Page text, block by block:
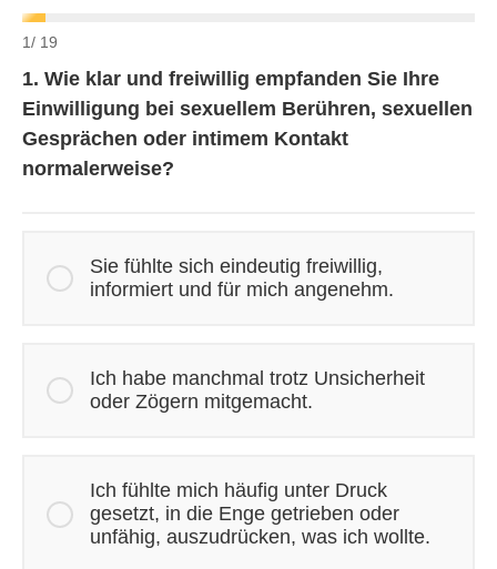
1/ 19
1. Wie klar und freiwillig empfanden Sie Ihre
Einwilligung bei sexuellem Berühren, sexuellen
Gesprächen oder intimem Kontakt
normalerweise?
Sie fühlte sich eindeutig freiwillig,
informiert und für mich angenehm.
Ich habe manchmal trotz Unsicherheit
oder Zögern mitgemacht.
Ich fühlte mich häufig unter Druck
gesetzt, in die Enge getrieben oder
unfähig, auszudrücken, was ich wollte.